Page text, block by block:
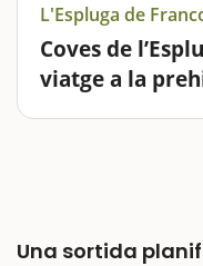
L'Espluga de
Coves de
viatge a la
Endinseu-vos en un
Una sortida